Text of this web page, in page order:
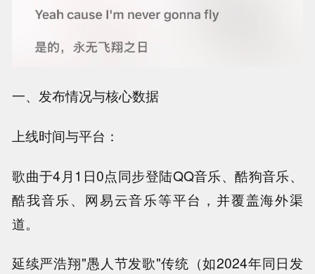
一、发布情况与核心数据
上线时间与平台：
歌曲于4月1日0点同步登陆QQ音乐、酷狗音乐、
酷我音乐、网易云音乐等平台，并覆盖海外渠
道。
延续严浩翔"愚人节发歌"传统（如2024年同日发